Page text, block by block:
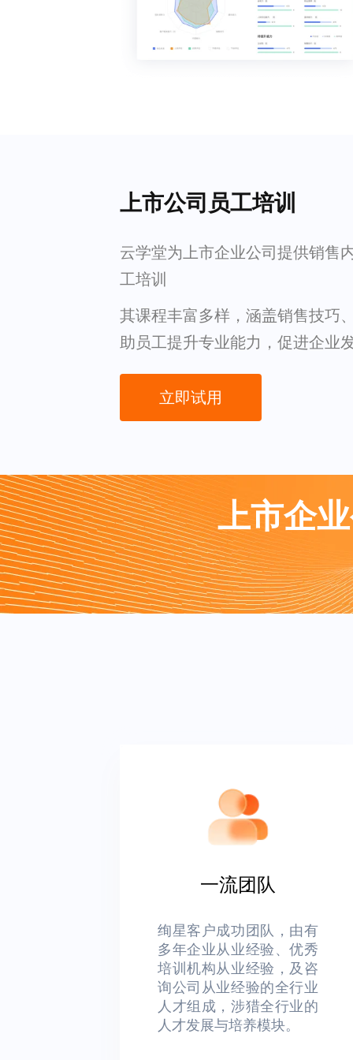
上市公司员工培训
云学堂为上市企业公司提供销售
工培训
其课程丰富多样，涵盖销售技巧
助员工提升专业能力，促进企业
立即试用
上市企
一流团队
绚星客户成功团队，由有
多年企业从业经验、优秀
培训机构从业经验，及咨
询公司从业经验的全行业
人才组成，涉猎全行业的
人才发展与培养模块。